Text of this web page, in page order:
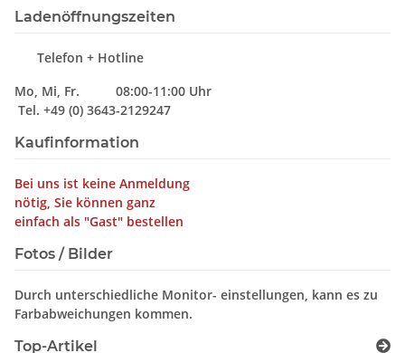
Ladenöffnungszeiten
Telefon + Hotline
Mo, Mi, Fr. 08:00-11:00 Uhr
Tel. +49 (0) 3643-2129247
Kaufinformation
Bei uns ist keine Anmeldung
nötig, Sie können ganz
einfach als "Gast" bestellen
Fotos / Bilder
Durch unterschiedliche Monitor- einstellungen, kann es zu
Farbabweichungen kommen.
Top-Artikel